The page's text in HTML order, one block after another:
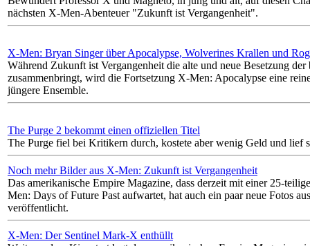
nächsten X-Men-Abenteuer "Zukunft ist Vergangenheit".
X-Men: Bryan Singer über Apocalypse, Wolverines Krallen und
Während Zukunft ist Vergangenheit die alte und neue Besetzung der
zusammenbringt, wird die Fortsetzung X-Men: Apocalypse eine
jüngere Ensemble.
The Purge 2 bekommt einen offiziellen Titel
The Purge fiel bei Kritikern durch, kostete aber wenig Geld und lief
Noch mehr Bilder aus X-Men: Zukunft ist Vergangenheit
Das amerikanische Empire Magazine, dass derzeit mit einer 25-
Men: Days of Future Past aufwartet, hat auch ein paar neue Fotos
veröffentlicht.
X-Men: Der Sentinel Mark-X enthüllt